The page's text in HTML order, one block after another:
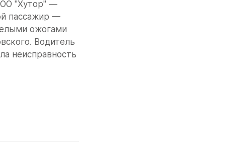
"Хутор" —
пассажир —
ожогами
Водитель
неисправность